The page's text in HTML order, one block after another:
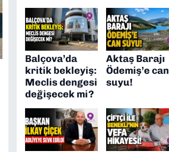
Balçova’da
kritik bekleyiş:
Meclis dengesi
değişecek mi?
Aktaş Barajı
Ödemiş’e can
suyu!